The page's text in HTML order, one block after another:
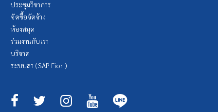
ประชุมวิชาการ
จัดซื้อจัดจ้าง
ห้องสมุด
ร่วมงานกับเรา
บริจาค
ระบบลา (SAP Fiori)